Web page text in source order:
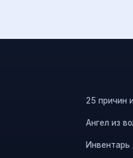
25 причин
Ангел из